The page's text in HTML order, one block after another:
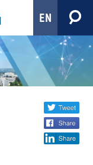
EN
Share
social